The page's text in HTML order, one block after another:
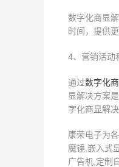
数字化商显
时间，提供
4、营销活动
通过数字化
显解决方案
字化商显解
康荣电子为
魔镜,嵌入式
广告机,定制